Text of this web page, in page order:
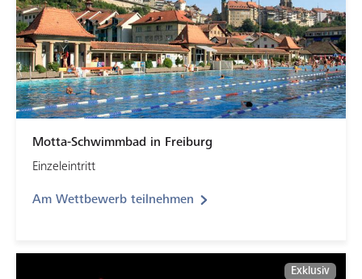
Motta-Schwimmbad in Freiburg
Einzeleintritt
Am Wettbewerb teilnehmen
Exklusiv